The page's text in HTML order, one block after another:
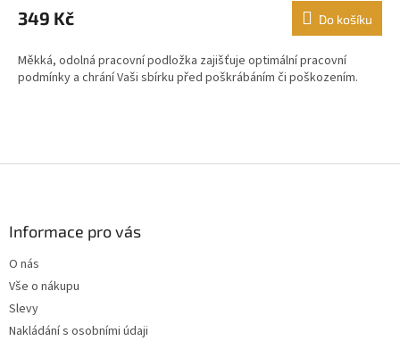
produktu
je
z
5
349 Kč Do košíku
Měkká, odolná pracovní podložka zajišťuje optimální pracovní
podmínky a chrání Vaši sbírku před poškrábáním či poškozením.
Informace pro vás
O nás
Vše o nákupu
Slevy
Nakládání s osobními údaji